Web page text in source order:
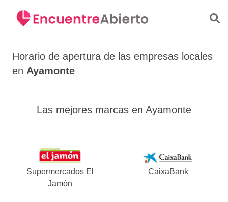
Horario de apertura de las empresas locales
en Ayamonte
Las mejores marcas en Ayamonte
Supermercados El
Jamón
CaixaBank